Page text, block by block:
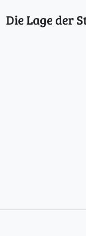
Die Lage der